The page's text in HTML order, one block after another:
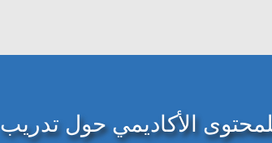
الأكاديمي حول تدريب